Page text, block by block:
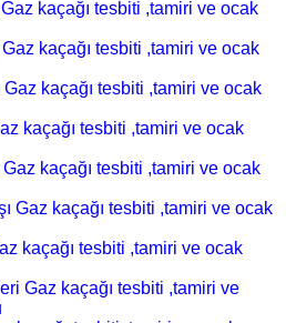
kaçağı tesbiti ,tamiri ve ocak
kaçağı tesbiti ,tamiri ve ocak
Gaz kaçağı tesbiti ,tamiri ve ocak
kaçağı tesbiti ,tamiri ve ocak
kaçağı tesbiti ,tamiri ve ocak
Gaz kaçağı tesbiti ,tamiri ve ocak
kaçağı tesbiti ,tamiri ve ocak
Gaz kaçağı tesbiti ,tamiri ve